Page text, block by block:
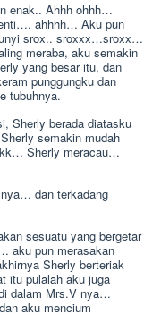
enak.. Ahhh ohhh…
ahhhh… Aku pun
srox.. sroxxx…sroxx…
meraba, aku semakin
yang besar itu, dan
punggungku dan
tubuhnya.
Sherly berada diatasku
semakin mudah
Sherly meracau…
dan terkadang
sesuatu yang bergetar
aku pun merasakan
Sherly berteriak
itu pulalah aku juga
dalam Mrs.V nya…
aku mencium